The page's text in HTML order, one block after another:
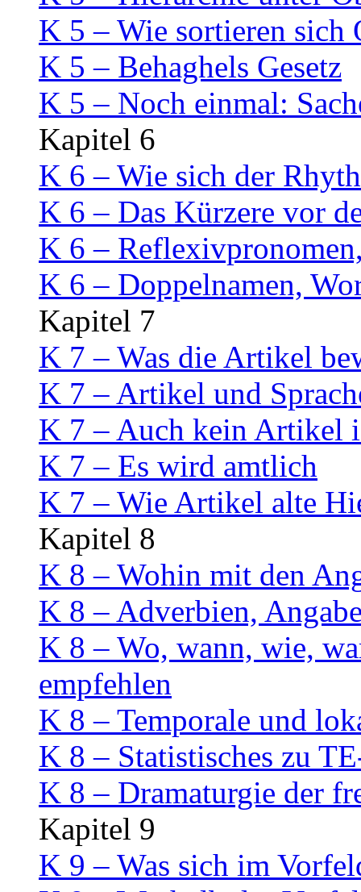
K 5 – Wie sortieren sich
K 5 – Behaghels Gesetz
K 5 – Noch einmal:
Kapitel 6
K 6 – Wie sich der
K 6 – Das Kürzere vor
K 6 –
K 6 – Doppelnamen,
Kapitel 7
K 7 – Was die Artikel
K 7 – Artikel und
K 7 – Auch kein Artikel
K 7 – Es wird amtlich
K 7 – Wie Artikel alte
Kapitel 8
K 8 – Wohin mit den
K 8 – Adverbien,
K 8 – Wo, wann, wie,
empfehlen
K 8 – Temporale und
K 8 – Statistisches zu
K 8 – Dramaturgie der
Kapitel 9
K 9 – Was sich im